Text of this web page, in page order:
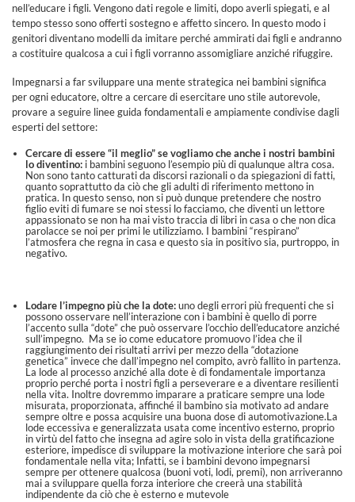
nell’educare i figli. Vengono dati regole e limiti, dopo averli spiegati, e al
tempo stesso sono offerti sostegno e affetto sincero. In questo modo i
genitori diventano modelli da imitare perché ammirati dai figli e andranno
a costituire qualcosa a cui i figli vorranno assomigliare anziché rifuggire.
Impegnarsi a far sviluppare una mente strategica nei bambini significa
per ogni educatore, oltre a cercare di esercitare uno stile autorevole,
provare a seguire linee guida fondamentali e ampiamente condivise dagli
esperti del settore:
Cercare di essere “il meglio” se vogliamo che anche i nostri bambini
lo diventino:i bambini seguono l’esempio più di qualunque altra cosa.
Non sono tanto catturati da discorsi razionali o da spiegazioni di fatti,
quanto soprattutto da ciò che gli adulti di riferimento mettono in
pratica. In questo senso, non si può dunque pretendere che nostro
figlio eviti di fumare se noi stessi lo facciamo, che diventi un lettore
appassionato se non ha mai visto traccia di libri in casa o che non dica
parolacce se noi per primi le utilizziamo. I bambini “respirano”
l’atmosfera che regna in casa e questo sia in positivo sia, purtroppo, in
negativo.
Lodare l’impegno più che la dote:uno degli errori più frequenti che si
possono osservare nell’interazione con i bambini è quello di porre
l’accento sulla “dote” che può osservare l’occhio dell’educatore anziché
sull’impegno. Ma se io come educatore promuovo l’idea che il
raggiungimento dei risultati arrivi per mezzo della “dotazione
genetica” invece che dall’impegno nel compito, avrò fallito in partenza.
La lode al processo anziché alla dote è di fondamentale importanza
proprio perché porta i nostri figli a perseverare e a diventare resilienti
nella vita. Inoltre dovremmo imparare a praticare sempre una lode
misurata, proporzionata, affinché il bambino sia motivato ad andare
sempre oltre e possa acquisire una buona dose di automotivazione.La
lode eccessiva e generalizzata usata come incentivo esterno, proprio
in virtù del fatto che insegna ad agire solo in vista della gratificazione
esteriore, impedisce di sviluppare la motivazione interiore che sarà poi
fondamentale nella vita; Infatti, se i bambini devono impegnarsi
sempre per ottenere qualcosa (buoni voti, lodi, premi), non arriveranno
mai a sviluppare quella forza interiore che creerà una stabilità
indipendente da ciò che è esterno e mutevole